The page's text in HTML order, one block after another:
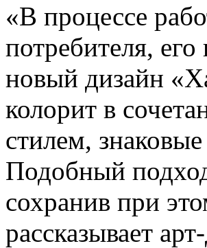
«В процессе
потребителя,
новый дизайн
колорит в
стилем,
Подобный
сохранив при
рассказывает